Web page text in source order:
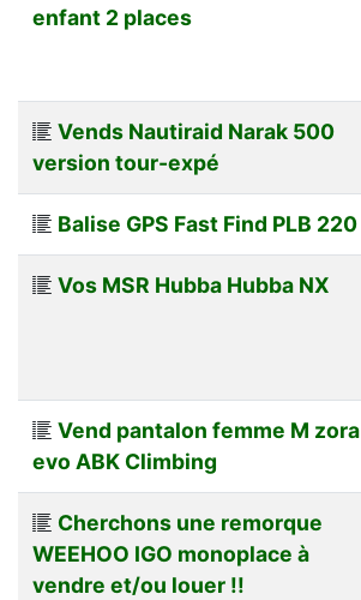
enfant 2 places
Vends Nautiraid Narak 500
version tour-expé
Balise GPS Fast Find PLB 220
Vos MSR Hubba Hubba NX
Vend pantalon femme M zora
evo ABK Climbing
Cherchons une remorque
WEEHOO IGO monoplace à
vendre et/ou louer !!